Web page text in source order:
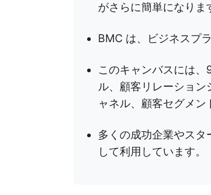
がさらに簡単になりま
BMC は、ビジネスプ
このキャンバスには
ル、顧客リレーショ
ャネル、顧客セグメン
多くの成功企業やスタ
して利用しています。